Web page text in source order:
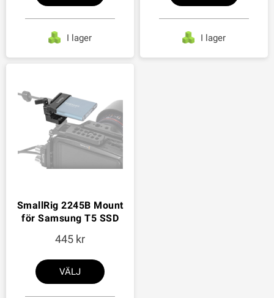
I lager I lager
SmallRig 2245B Mount
för Samsung T5 SSD
445
VÄLJ